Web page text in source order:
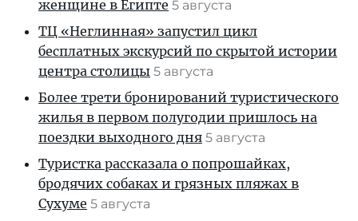
женщине в Египте 5 августа
ТЦ «Неглинная» запустил цикл
бесплатных экскурсий по скрытой истории
центра столицы 5 августа
Более трети бронирований туристического
жилья в первом полугодии пришлось на
поездки выходного дня 5 августа
Туристка рассказала о попрошайках,
бродячих собаках и грязных пляжах в
Сухуме 5 августа